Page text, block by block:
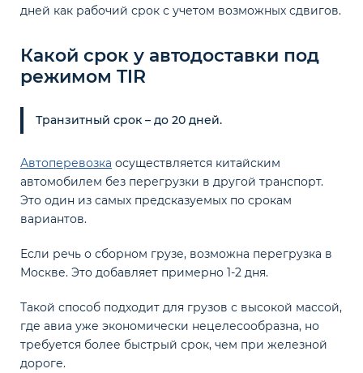
дней как рабочий срок с учетом возможных сдвигов.
Какой срок у автодоставки под
режимом TIR
Транзитный срок – до 20 дней.
Автоперевозка осуществляется китайским
автомобилем без перегрузки в другой транспорт.
Это один из самых предсказуемых по срокам
вариантов.
Если речь о сборном грузе, возможна перегрузка в
Москве. Это добавляет примерно 1-2 дня.
Такой способ подходит для грузов с высокой массой,
где авиа уже экономически нецелесообразна, но
требуется более быстрый срок, чем при железной
дороге.